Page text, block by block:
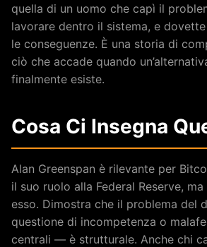
quella di un uomo che capì il
lavorare dentro il sistema, e
le conseguenze. È una storia di
ciò che accade quando
finalmente esiste.
Cosa Ci Insegna
Alan Greenspan è rilevante per
il suo ruolo alla Federal Reserve,
esso. Dimostra che il problema del
questione di incompetenza o
centrali — è strutturale. Anche chi